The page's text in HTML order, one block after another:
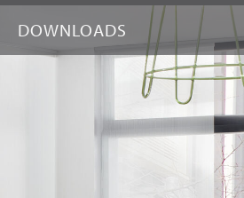
DOWNLOADS